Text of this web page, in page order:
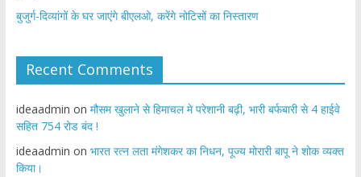
बुजुर्ग-दिव्यांगों के घर जाएंगे बीएलओ, करेंगे नोटिसों का निस्तारण
Recent Comments
ideaadmin on मौसम खुलाने से हिमाचल मे परेशानी बढ़ी, भारी बर्फबारी से 4 हाईवे
सहित 754 रोड बंद !
ideaadmin on भारत रत्न लता मंगेशकर का निधन, पूज्य मोरारी बापू ने शोक व्यक्त
किया।